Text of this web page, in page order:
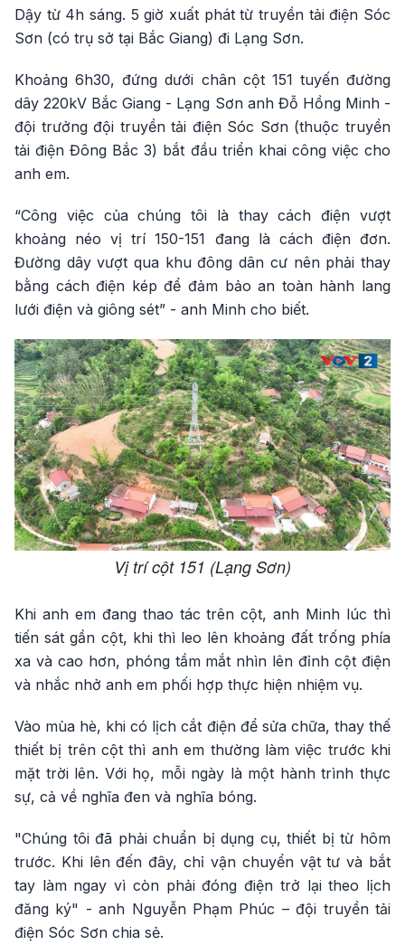
Dậy từ 4h sáng. 5 giờ xuất phát từ truyền tải điện Sóc
Sơn (có trụ sở tại Bắc Giang) đi Lạng Sơn.
Khoảng 6h30, đứng dưới chân cột 151 tuyến đường
dây 220kV Bắc Giang - Lạng Sơn anh Đỗ Hồng Minh -
đội trưởng đội truyền tải điện Sóc Sơn (thuộc truyền
tải điện Đông Bắc 3) bắt đầu triển khai công việc cho
anh em.
“Công việc của chúng tôi là thay cách điện vượt
khoảng néo vị trí 150-151 đang là cách điện đơn.
Đường dây vượt qua khu đông dân cư nên phải thay
bằng cách điện kép để đảm bảo an toàn hành lang
lưới điện và giông sét” - anh Minh cho biết.
Vị trí cột 151 (Lạng Sơn)
Khi anh em đang thao tác trên cột, anh Minh lúc thì
tiến sát gần cột, khi thì leo lên khoảng đất trống phía
xa và cao hơn, phóng tầm mắt nhìn lên đỉnh cột điện
và nhắc nhở anh em phối hợp thực hiện nhiệm vụ.
Vào mùa hè, khi có lịch cắt điện để sửa chữa, thay thế
thiết bị trên cột thì anh em thường làm việc trước khi
mặt trời lên. Với họ, mỗi ngày là một hành trình thực
sự, cả về nghĩa đen và nghĩa bóng.
"Chúng tôi đã phải chuẩn bị dụng cụ, thiết bị từ hôm
trước. Khi lên đến đây, chỉ vận chuyển vật tư và bắt
tay làm ngay vì còn phải đóng điện trở lại theo lịch
đăng ký" - anh Nguyễn Phạm Phúc – đội truyền tải
điện Sóc Sơn chia sẻ.